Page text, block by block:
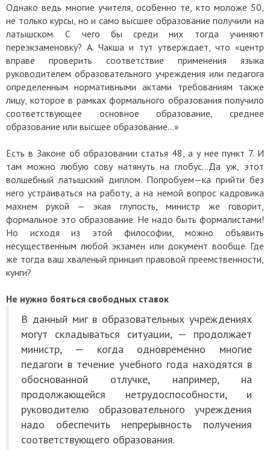
Однако ведь многие учителя, особенно те, кто моложе 50,
не только курсы, но и само высшее образование получили на
латышском. С чего бы среди них тогда учиняют
переэкзаменовку? А. Чакша и тут утверждает, что «центр
вправе проверить соответствие применения языка
руководителем образовательного учреждения или педагога
определенным нормативными актами требованиям также
лицу, которое в рамках формального образования получило
соответствующее основное образование, среднее
образование или высшее образование…»
Есть в Законе об образовании статья 48, а у нее пункт 7. И
там можно любую сову натянуть на глобус…Да уж, этот
волшебный латышский диплом. Попробуем—ка прийти без
него устраиваться на работу, а на немой вопрос кадровика
махнем рукой — экая глупость, министр же говорит,
формальное это образование. Не надо быть формалистами!
Но исходя из этой философии, можно объявить
несущественным любой экзамен или документ вообще. Где
же тогда ваш хваленый принцип правовой преемственности,
кунги?
Не нужно бояться свободных ставок
В данный миг в образовательных учреждениях
могут складываться ситуации, — продолжает
министр, — когда одновременно многие
педагоги в течение учебного года находятся в
обоснованной отлучке, например, на
продолжающейся нетрудоспособности, и
руководителю образовательного учреждения
надо обеспечить непрерывность получения
соответствующего образования.